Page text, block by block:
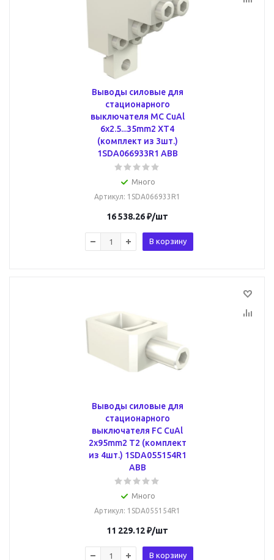
Выводы силовые для
стационарного
выключателя MC CuAl
6x2.5...35mm2 XT4
(комплект из 3шт.)
1SDA066933R1 ABB
Много
Артикул: 1SDA066933R1
16 538.26₽/шт
В корзину
Выводы силовые для
стационарного
выключателя FC CuAl
2x95mm2 T2 (комплект
из 4шт.) 1SDA055154R1
ABB
Много
Артикул: 1SDA055154R1
11 229.12₽/шт
В корзину